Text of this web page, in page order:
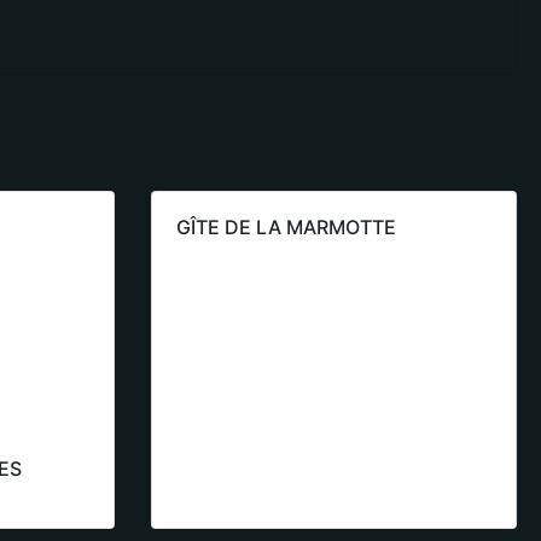
GÎTE DE LA MARMOTTE